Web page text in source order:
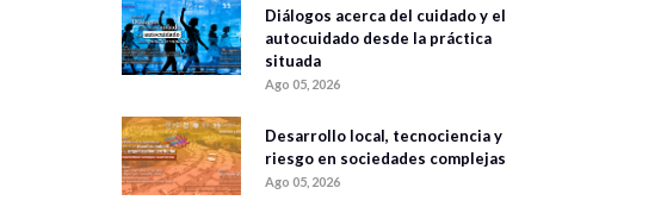
Diálogos acerca del cuidado y el
autocuidado desde la práctica
situada
Ago 05, 2026
Desarrollo local, tecnociencia y
riesgo en sociedades complejas
Ago 05, 2026